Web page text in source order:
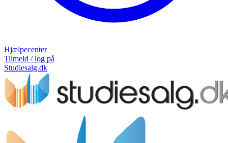
Hjælpecenter
Tilmeld / log på
Studiesalg.dk